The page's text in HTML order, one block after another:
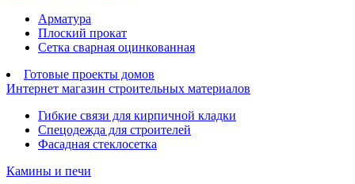
Арматура
Плоский прокат
Сетка сварная оцинкованная
Готовые проекты домов
Интернет магазин строительных материалов
Гибкие связи для кирпичной кладки
Спецодежда для строителей
Фасадная стеклосетка
Камины и печи